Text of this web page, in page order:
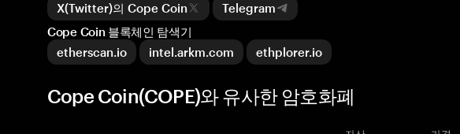
X(Twitter)의 Cope Coin
Telegram
Cope Coin 블록체인 탐색기
etherscan.io
intel.arkm.com ethplorer.io
Cope Coin(COPE)와 유사한 암호화폐